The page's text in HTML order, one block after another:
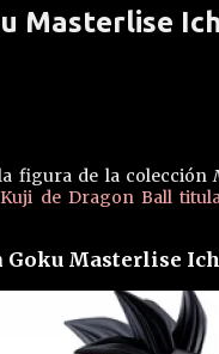
Masterlise
figura de la colección
de Dragon Ball
Goku Masterlise